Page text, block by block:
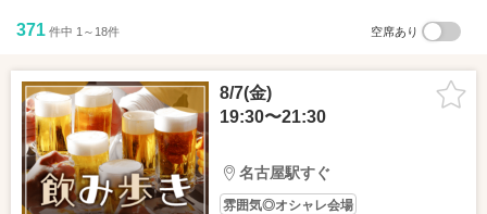
371 件中 1～18件 空席あり
8/7(金)
19:30〜21:30
名古屋駅すぐ
雰囲気◎オシャレ会場